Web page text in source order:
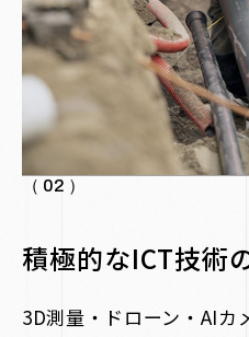
（ 02 ）
積極的なICT技術
3D測量・ドローン・AIカ